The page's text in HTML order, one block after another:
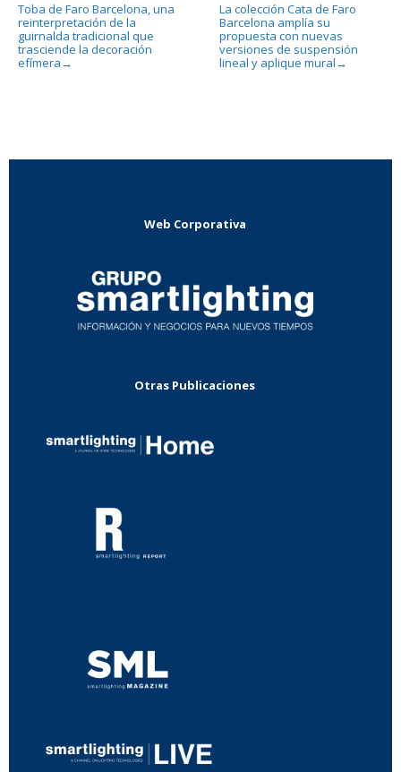
Toba de Faro Barcelona, una
reinterpretación de la
guirnalda tradicional que
trasciende la decoración
efímera →
La colección Cata de Faro
Barcelona amplía su
propuesta con nuevas
versiones de suspensión
lineal y aplique mural →
Web Corporativa
Otras Publicaciones